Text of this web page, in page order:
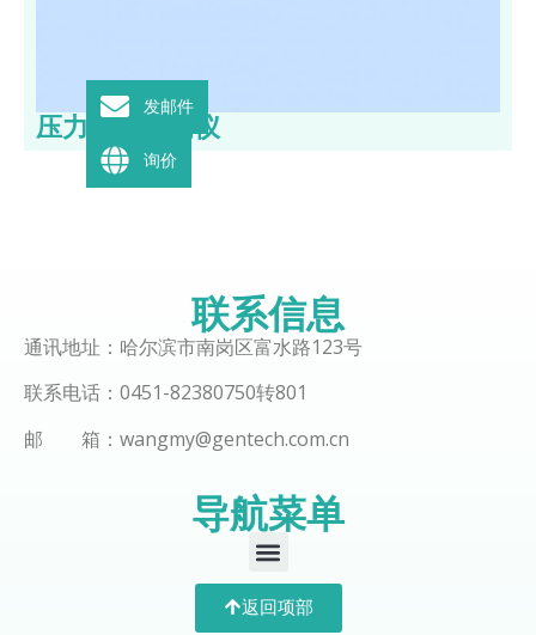
压力脉动监测仪
联系信息
通讯地址：哈尔滨市南岗区富水路123号
联系电话：0451-82380750转801
邮 箱：wangmy@gentech.com.cn
导航菜单
返回项部
发邮件
询价